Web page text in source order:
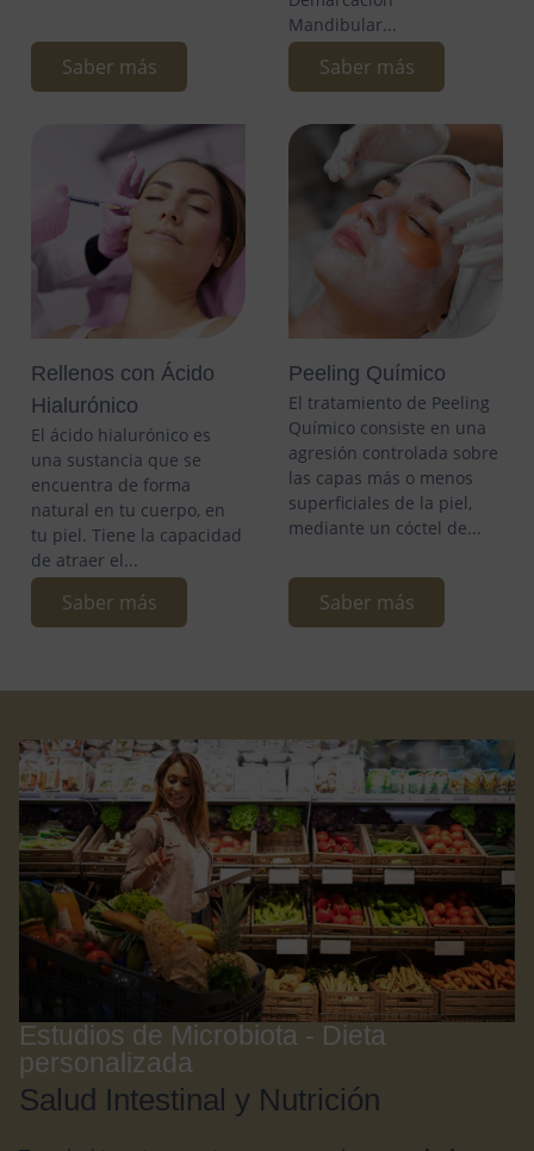
Saber más
Mandibular...
Saber más
Rellenos con Ácido
Hialurónico
El ácido hialurónico es
una sustancia que se
encuentra de forma
natural en tu cuerpo, en
tu piel. Tiene la capacidad
de atraer el...
Saber más
Peeling Químico
El tratamiento de Peeling
Químico consiste en una
agresión controlada sobre
las capas más o menos
superficiales de la piel,
mediante un cóctel de...
Saber más
Estudios de Microbiota - Dieta
personalizada
Salud Intestinal y Nutrición